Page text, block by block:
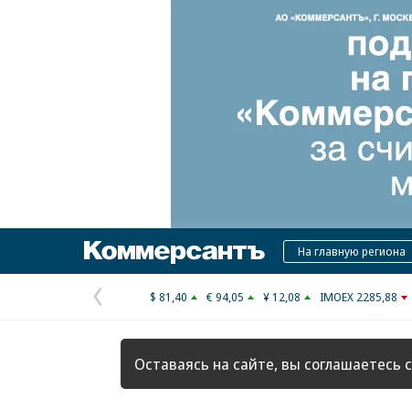
КоммерсантъНа главную региона
Предыдущая
страница
$ 81,40 € 94,05 ¥ 12,08 IMOEX 2285,88
Оставаясь на сайте, вы соглашаетесь с